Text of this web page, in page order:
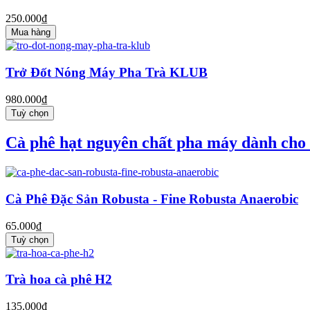
250.000₫
Mua hàng
Trở Đốt Nóng Máy Pha Trà KLUB
980.000₫
Tuỳ chọn
Cà phê hạt nguyên chất pha máy dành cho
Cà Phê Đặc Sản Robusta - Fine Robusta Anaerobic
65.000₫
Tuỳ chọn
Trà hoa cà phê H2
135.000₫